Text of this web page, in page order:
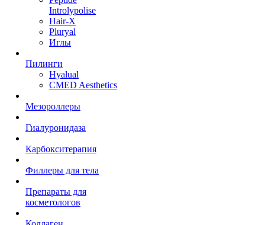
Introlypolise
Hair-X
Pluryal
Иглы
Пилинги
Hyalual
CMED Aesthetics
Мезороллеры
Гиалуронидаза
Карбокситерапия
Филлеры для тела
Препараты для
косметологов